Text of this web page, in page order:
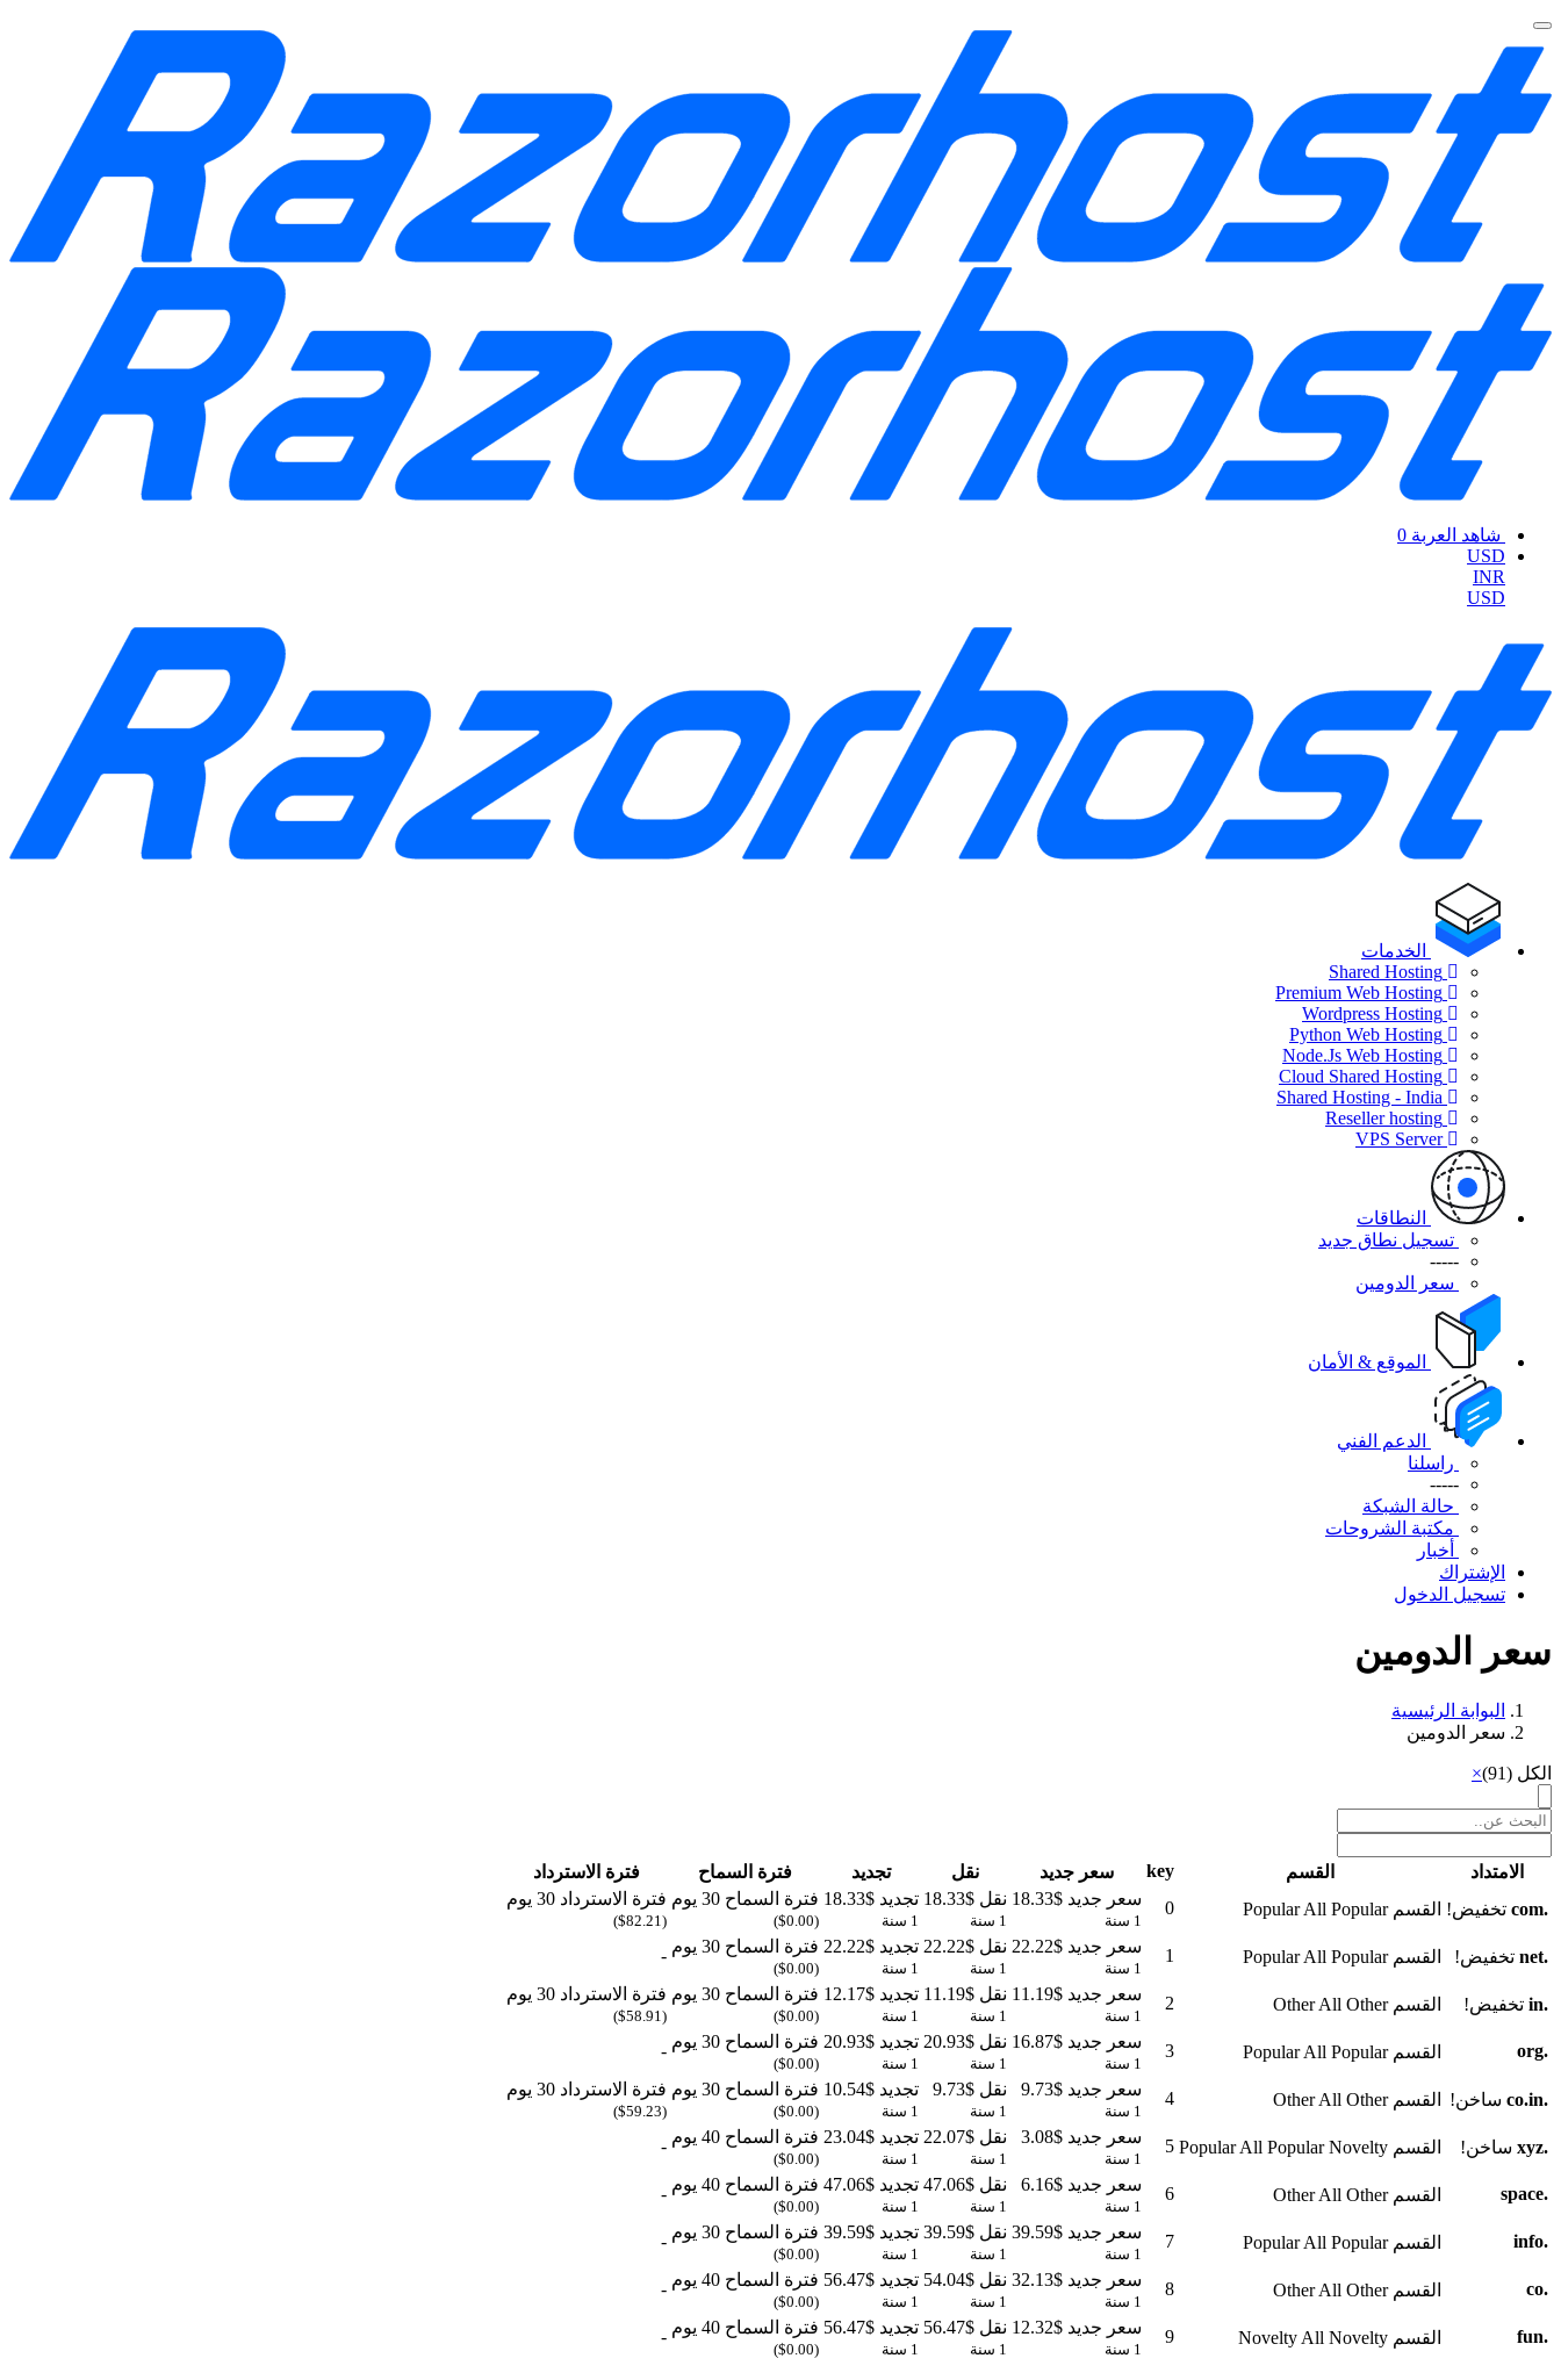
شاهد العربة 0
USD
INR
USD
الخدمات
VPS Server
النطاقات
تسجيل نطاق جديد
-----
سعر الدومين
الموقع & الأمان
الدعم الفني
راسلنا
-----
حالة الشبكة
مكتبة الشروحات
أخبار
الإشتراك
تسجيل الدخول
سعر الدومين
البوابة الرئيسية
سعر الدومين
Table
Filter
الكل (91) ×
الامتداد القسم key سعر جديد نقل تجديد فترة السماح
فترة الاسترداد
.
com تخفيض! القسم Popular
All Popular
0 سعر جديد $18.33
1 سنة
نقل $18.33
1 سنة
تجديد $18.33
1 سنة
فترة السماح
($0.00)
فترة الاسترداد
($82.21)
.
net تخفيض! القسم Popular
All Popular
1 سعر جديد $22.22
1 سنة
نقل $22.22
1 سنة
تجديد $22.22
1 سنة
فترة السماح
($0.00)
-
.
in تخفيض! القسم Other
All Other
2 سعر جديد $11.19
1 سنة
نقل $11.19
1 سنة
تجديد $12.17
1 سنة
فترة السماح
($0.00)
فترة الاسترداد
($58.91)
.
org القسم Popular
All Popular
3 سعر جديد $16.87
1 سنة
نقل $20.93
1 سنة
تجديد $20.93
1 سنة
فترة السماح
($0.00)
-
.
co.in ساخن! القسم Other
All Other
4 سعر جديد $9.73
1 سنة
نقل $9.73
1 سنة
تجديد $10.54
1 سنة
فترة السماح
($0.00)
فترة الاسترداد
($59.23)
.
xyz ساخن! القسم All Popular Novelty
5 سعر جديد $3.08
1 سنة
نقل $22.07
1 سنة
تجديد $23.04
1 سنة
فترة السماح
($0.00)
-
.
space القسم Other
All Other
6 سعر جديد $6.16
1 سنة
نقل $47.06
1 سنة
تجديد $47.06
1 سنة
فترة السماح
($0.00)
-
.
info القسم Popular
All Popular
7 سعر جديد $39.59
1 سنة
نقل $39.59
1 سنة
تجديد $39.59
1 سنة
فترة السماح
($0.00)
-
.
co القسم Other
All Other
8 سعر جديد $32.13
1 سنة
نقل $54.04
1 سنة
تجديد $56.47
1 سنة
فترة السماح
($0.00)
-
.
fun القسم All Novelty
9 سعر جديد $12.32
1 سنة
نقل $56.47
1 سنة
تجديد $56.47
1 سنة
فترة السماح
($0.00)
-